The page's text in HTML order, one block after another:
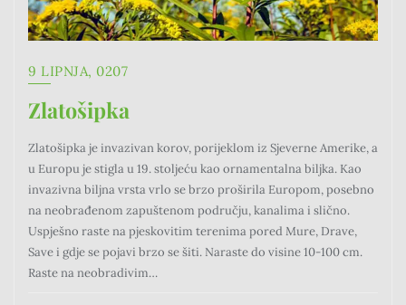
9 LIPNJA, 0207
Zlatošipka
Zlatošipka je invazivan korov, porijeklom iz Sjeverne Amerike, a
u Europu je stigla u 19. stoljeću kao ornamentalna biljka. Kao
invazivna biljna vrsta vrlo se brzo proširila Europom, posebno
na neobrađenom zapuštenom području, kanalima i slično.
Uspješno raste na pjeskovitim terenima pored Mure, Drave,
Save i gdje se pojavi brzo se šiti. Naraste do visine 10-100 cm.
Raste na neobradivim…